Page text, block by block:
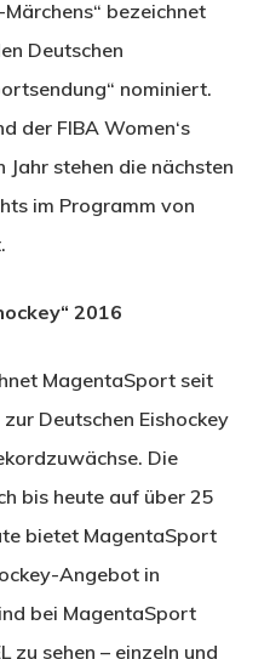
bezeichnet
Deutschen
nominiert.
der FIBA Women‘s
Jahr stehen die nächsten
im Programm von
2016
MagentaSport seit
Deutschen Eishockey
Die
bis heute auf über 25
bietet MagentaSport
Angebot in
bei MagentaSport
zu sehen – einzeln und